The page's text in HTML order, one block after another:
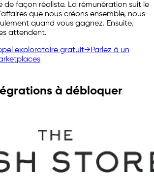
façon réaliste. La rémunération suit le
que nous créons ensemble, nous
quand vous gagnez. Ensuite,
attendent.
exploratoire gratuit→Parlez à un
à débloquer